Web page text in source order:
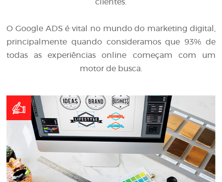
clientes.
O Google ADS é vital no mundo do marketing digital,
principalmente quando consideramos que 93% de
todas as experiências online começam com um
motor de busca.